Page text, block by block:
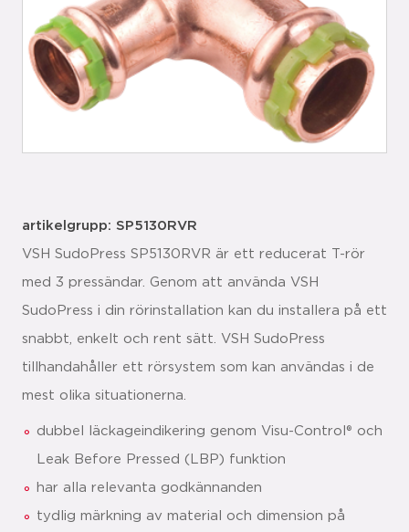
artikelgrupp: SP5130RVR
VSH SudoPress SP5130RVR är ett reducerat T-rör
med 3 pressändar. Genom att använda VSH
SudoPress i din rörinstallation kan du installera på ett
snabbt, enkelt och rent sätt. VSH SudoPress
tillhandahåller ett rörsystem som kan användas i de
mest olika situationerna.
dubbel läckageindikering genom Visu-Control® och
Leak Before Pressed (LBP) funktion
har alla relevanta godkännanden
tydlig märkning av material och dimension på